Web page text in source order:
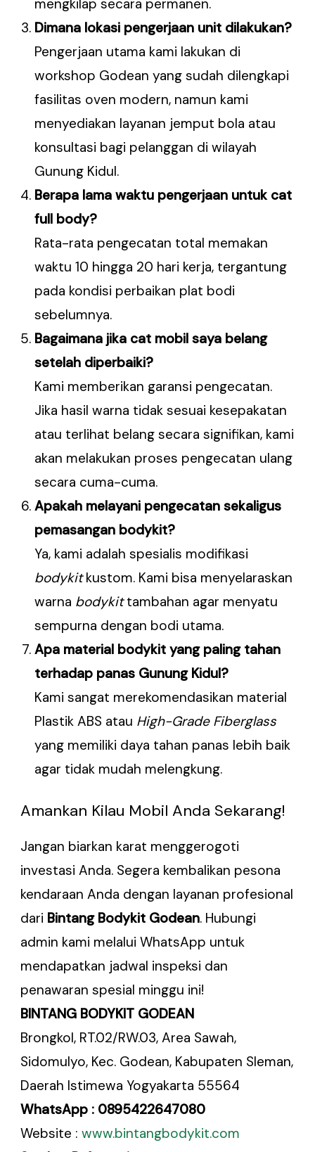
mengkilap secara permanen.
Dimana lokasi pengerjaan unit dilakukan?
Pengerjaan utama kami lakukan di
workshop Godean yang sudah dilengkapi
fasilitas oven modern, namun kami
menyediakan layanan jemput bola atau
konsultasi bagi pelanggan di wilayah
Gunung Kidul.
Berapa lama waktu pengerjaan untuk cat
full body?
Rata-rata pengecatan total memakan
waktu 10 hingga 20 hari kerja, tergantung
pada kondisi perbaikan plat bodi
sebelumnya.
Bagaimana jika cat mobil saya belang
setelah diperbaiki?
Kami memberikan garansi pengecatan.
Jika hasil warna tidak sesuai kesepakatan
atau terlihat belang secara signifikan, kami
akan melakukan proses pengecatan ulang
secara cuma-cuma.
Apakah melayani pengecatan sekaligus
pemasangan bodykit?
Ya, kami adalah spesialis modifikasi
bodykitkustom. Kami bisa menyelaraskan
warna bodykittambahan agar menyatu
sempurna dengan bodi utama.
Apa material bodykit yang paling tahan
terhadap panas Gunung Kidul?
Kami sangat merekomendasikan material
Plastik ABS atau High-Grade Fiberglass
yang memiliki daya tahan panas lebih baik
agar tidak mudah melengkung.
Amankan Kilau Mobil Anda Sekarang!
Jangan biarkan karat menggerogoti
investasi Anda. Segera kembalikan pesona
kendaraan Anda dengan layanan profesional
dari Bintang Bodykit Godean. Hubungi
admin kami melalui WhatsApp untuk
mendapatkan jadwal inspeksi dan
penawaran spesial minggu ini!
BINTANG BODYKIT GODEAN
Brongkol, RT.02/RW.03, Area Sawah,
Sidomulyo, Kec. Godean, Kabupaten Sleman,
Daerah Istimewa Yogyakarta 55564
WhatsApp : 0895422647080
Website :www.bintangbodykit.com